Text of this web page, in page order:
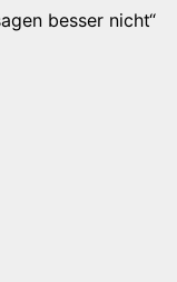
besser nicht“